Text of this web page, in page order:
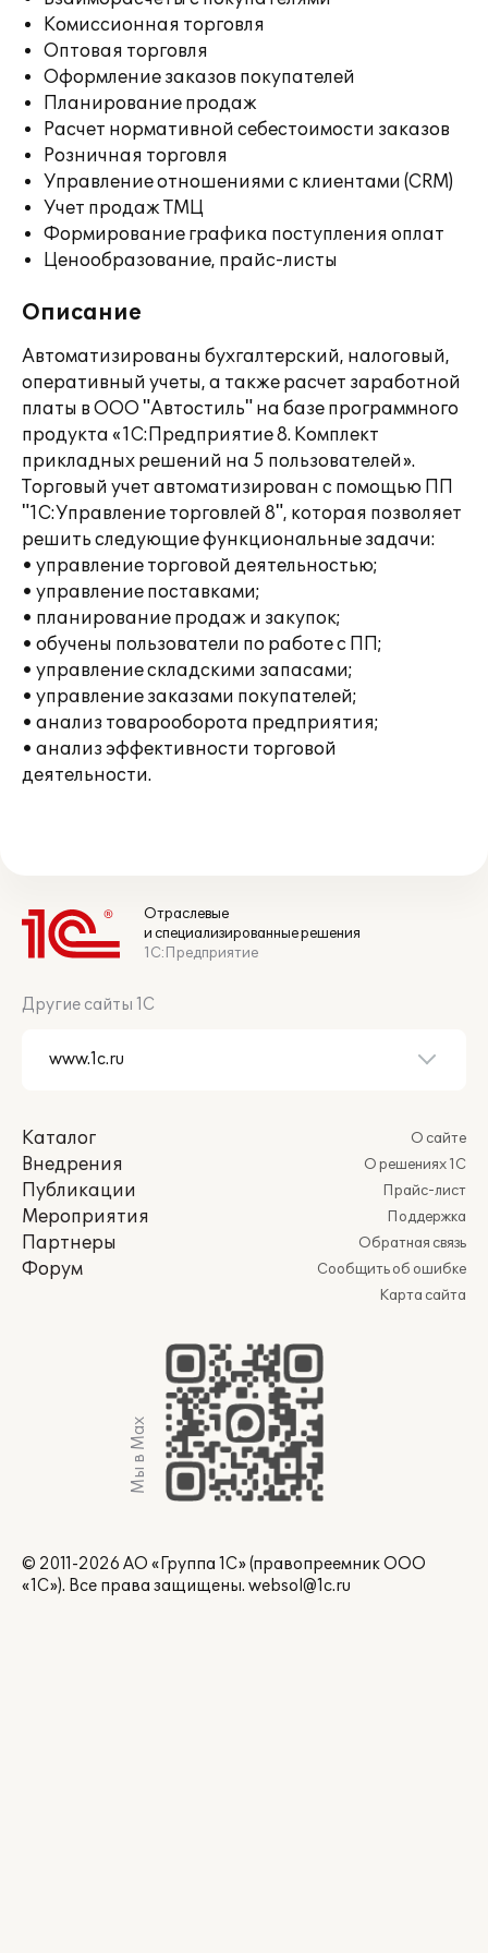
Комиссионная торговля
Оптовая торговля
Оформление заказов покупателей
Планирование продаж
Расчет нормативной себестоимости заказов
Розничная торговля
Управление отношениями с клиентами (CRM)
Учет продаж ТМЦ
Формирование графика поступления оплат
Ценообразование, прайс-листы
Описание
Автоматизированы бухгалтерский, налоговый,
оперативный учеты, а также расчет заработной
платы в ООО "Автостиль" на базе программного
продукта «1С:Предприятие 8. Комплект
прикладных решений на 5 пользователей».
Торговый учет автоматизирован с помощью ПП
"1С:Управление торговлей 8", которая позволяет
решить следующие функциональные задачи:
• управление торговой деятельностью;
• управление поставками;
• планирование продаж и закупок;
• обучены пользователи по работе с ПП;
• управление складскими запасами;
• управление заказами покупателей;
• анализ товарооборота предприятия;
• анализ эффективности торговой
деятельности.
Отраслевые
и специализированные решения
1С:Предприятие
Другие сайты 1С
Каталог
Внедрения
Публикации
Мероприятия
Партнеры
Форум
О сайте
О решениях 1С
Прайс-лист
Поддержка
Обратная связь
Сообщить об ошибке
Карта сайта
Мы в Max
© 2011-2026 АО «Группа 1С» (правопреемник ООО
«1С»). Все права защищены. websol@1c.ru